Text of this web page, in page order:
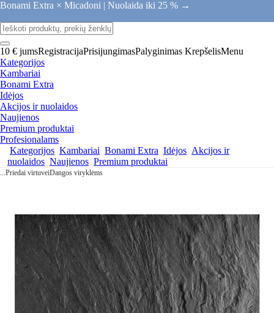
Bonami Extra × Micadoni | Nuolaida iki 25 % →
10 € jumsRegistracijaPrisijungimasPalyginimas KrepšelisMenu
Kategorijos
Kambariai
Bonami Extra
Idėjos
Akcijos ir nuolaidos
Naujienos
Premium produktai
Profesionalams
Kategorijos Kambariai Bonami Extra Idėjos Akcijos ir
nuolaidos Naujienos Premium produktai
...Priedai virtuveiDangos viryklėms